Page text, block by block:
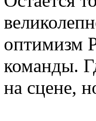
оптимизм
команды.
на сцене,